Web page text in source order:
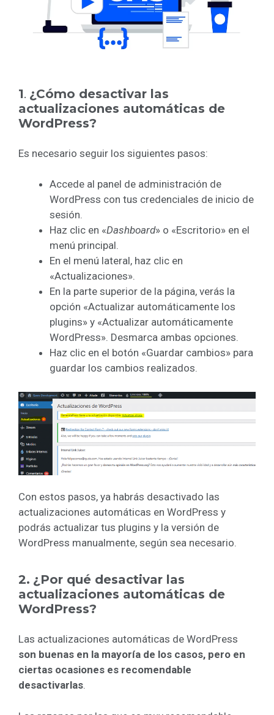
1. ¿Cómo desactivar las
actualizaciones automáticas de
WordPress?
Es necesario seguir los siguientes pasos:
Accede al panel de administración de
WordPress con tus credenciales de inicio de
sesión.
Haz clic en «Dashboard» o «Escritorio» en el
menú principal.
En el menú lateral, haz clic en
«Actualizaciones».
En la parte superior de la página, verás la
opción «Actualizar automáticamente los
plugins» y «Actualizar automáticamente
WordPress». Desmarca ambas opciones.
Haz clic en el botón «Guardar cambios» para
guardar los cambios realizados.
Con estos pasos, ya habrás desactivado las
actualizaciones automáticas en WordPress y
podrás actualizar tus plugins y la versión de
WordPress manualmente, según sea necesario.
2. ¿Por qué desactivar las
actualizaciones automáticas de
WordPress?
Las actualizaciones automáticas de WordPress
son buenas en la mayoría de los casos, pero en
ciertas ocasiones es recomendable
desactivarlas.